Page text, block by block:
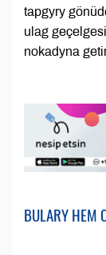
tapgyry
ulag
nokadyna
BULARY HEM